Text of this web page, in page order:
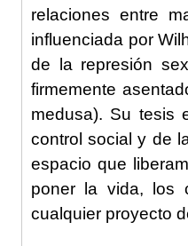
relaciones entre
influenciada por
de la represión
firmemente
medusa). Su tesis
control social y de
espacio que
poner la vida, los
cualquier proyecto